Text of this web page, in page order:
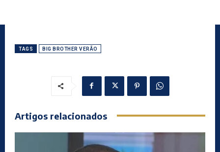
TAGS BIG BROTHER VERÃO
Artigos relacionados